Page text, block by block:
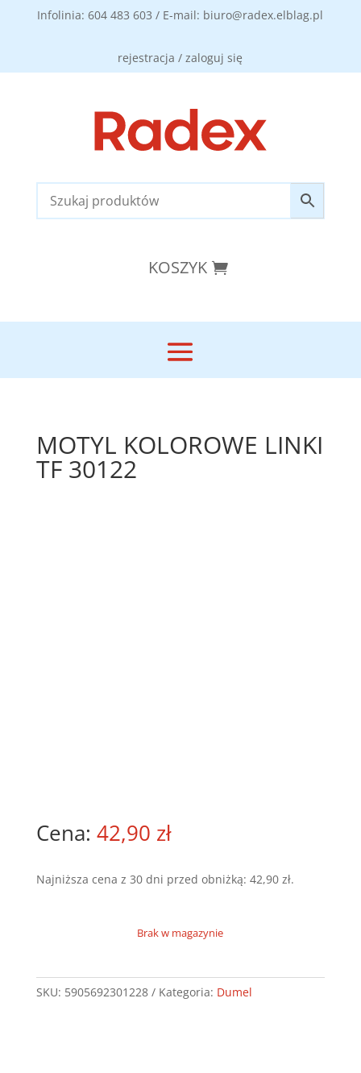
Infolinia: 604 483 603 / E-mail: biuro@radex.elblag.pl
rejestracja / zaloguj się
KOSZYK
MOTYL KOLOROWE LINKI
TF 30122
42,90 zł
Najniższa cena z 30 dni przed obniżką: 42,90 zł.
Brak w magazynie
SKU: 5905692301228 Kategoria: Dumel